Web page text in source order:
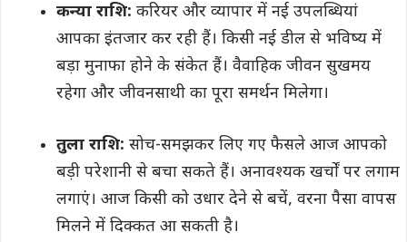
कन्या राशि: करियर और व्यापार में नई उपलब्धियां
आपका इंतजार कर रही हैं। किसी नई डील से भविष्य में
बड़ा मुनाफा होने के संकेत हैं। वैवाहिक जीवन सुखमय
रहेगा और जीवनसाथी का पूरा समर्थन मिलेगा।
तुला राशि: सोच-समझकर लिए गए फैसले आज आपको
बड़ी परेशानी से बचा सकते हैं। अनावश्यक खर्चों पर लगाम
लगाएं। आज किसी को उधार देने से बचें, वरना पैसा वापस
मिलने में दिक्कत आ सकती है।